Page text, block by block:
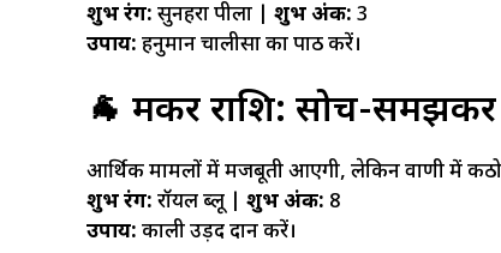
शुभ रंग: सुनहरा पीला | शुभ अंक: 3
उपाय: हनुमान चालीसा का पाठ करें।
🐐 मकर राशि: सोच-
आर्थिक मामलों में मजबूती आएगी, लेकिन वाणी में
शुभ रंग: रॉयल ब्लू | शुभ अंक: 8
उपाय: काली उड़द दान करें।